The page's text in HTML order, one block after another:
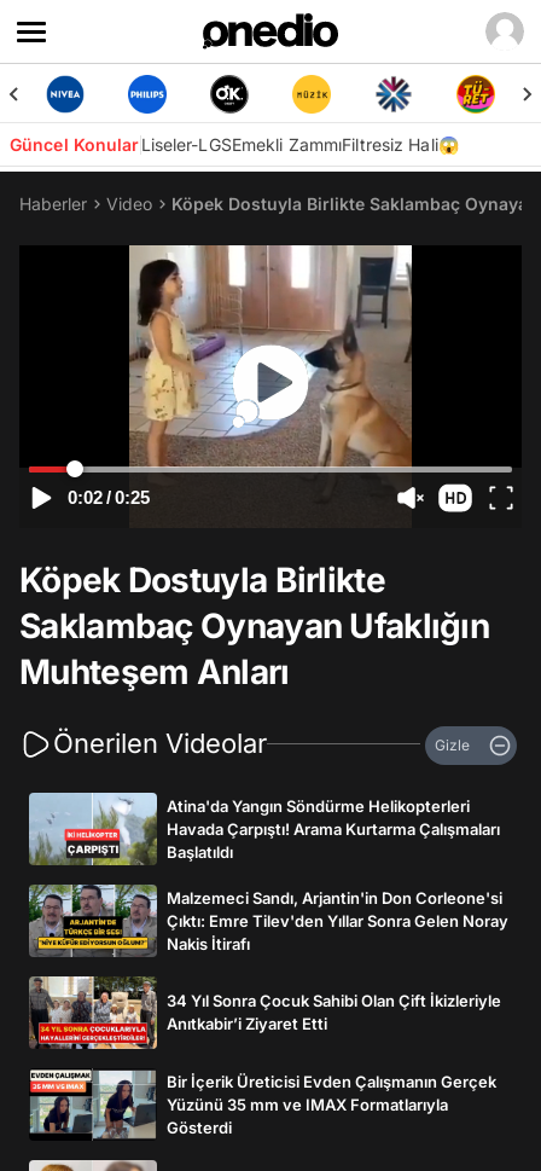
Güncel KonularLiseler-LGSEmekli ZammıFiltresiz Hali😱
Haberler Video Köpek Dostuyla Birlikte Saklambaç Oynayan
0:02/0:25
Köpek Dostuyla Birlikte
Saklambaç Oynayan Ufaklığın
Muhteşem Anları
Önerilen Videolar Gizle
Atina'da Yangın Söndürme Helikopterleri
Havada Çarpıştı! Arama Kurtarma Çalışmaları
Başlatıldı
Malzemeci Sandı, Arjantin'in Don Corleone'si
Çıktı: Emre Tilev'den Yıllar Sonra Gelen Noray
Nakis İtirafı
34 Yıl Sonra Çocuk Sahibi Olan Çift İkizleriyle
Anıtkabir’i Ziyaret Etti
Bir İçerik Üreticisi Evden Çalışmanın Gerçek
Yüzünü 35 mm ve IMAX Formatlarıyla
Gösterdi